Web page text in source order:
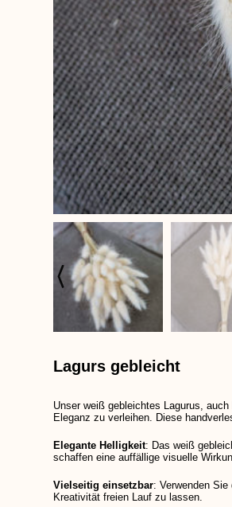
Lagurs gebleicht
Unser weiß gebleichtes Lagurus,
Eleganz zu verleihen. Diese
Elegante Helligkeit: Das weiß
schaffen eine auffällige visuelle
Vielseitig einsetzbar: Verwenden
Kreativität freien Lauf zu lassen.